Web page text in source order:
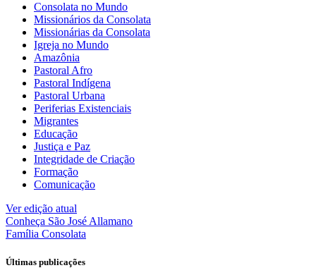
Consolata no Mundo
Missionários da Consolata
Missionárias da Consolata
Igreja no Mundo
Amazônia
Pastoral Afro
Pastoral Indígena
Pastoral Urbana
Periferias Existenciais
Migrantes
Educação
Justiça e Paz
Integridade de Criação
Formação
Comunicação
Ver edição atual
Conheça São José Allamano
Família Consolata
Últimas publicações